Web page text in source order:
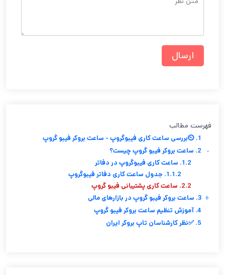
فهرست مطالب
1. ⏲️بررسی ساعت کاری فیبوگروپ - ساعت بروکر فیبو گروپ
2. ساعت بروکر فیبو گروپ چیست؟
-
1.2. ساعت کاری فیبوگروپ در دفاتر
1.1.2. جدول ساعت کاری دفاتر فیبوگروپ
2.2. ساعت کاری پشتیبانی فیبو گروپ
3. ساعت بروکر فیبو گروپ در بازارهای مالی +
4. آموزش تنظیم ساعت بروکر فیبو گروپ
5. ✅نظر کارشناسان تاپ بروکر ایران